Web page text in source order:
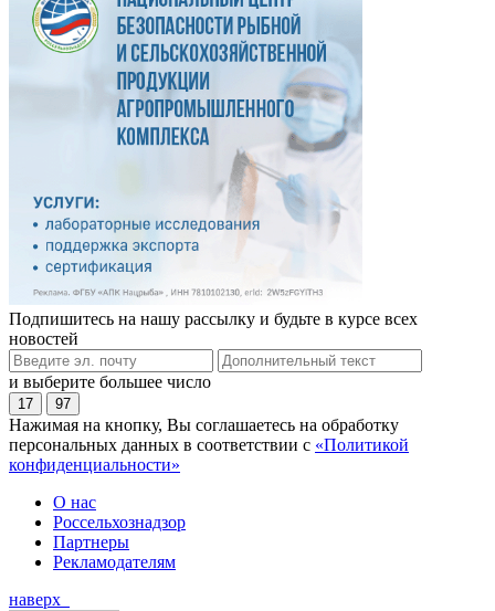
Подпишитесь на нашу рассылку и будьте в курсе всех
новостей
и выберите большее число
17 97
Нажимая на кнопку, Вы соглашаетесь на обработку
персональных данных в соответствии с «Политикой
конфиденциальности»
О нас
Россельхознадзор
Партнеры
Рекламодателям
наверх